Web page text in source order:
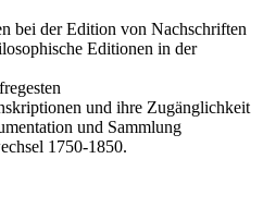
bei der Edition von Nachschriften
Editionen in der
und ihre Zugänglichkeit
und Sammlung
1750-1850.